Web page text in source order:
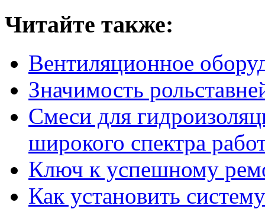
Читайте также:
Вентиляционное
Значимость
Смеси для
широкого спектра
Ключ к успешному
Как установить